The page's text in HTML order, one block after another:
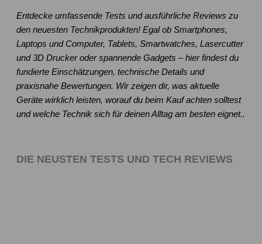
Entdecke umfassende Tests und ausführliche Reviews zu
den neuesten Technikprodukten! Egal ob Smartphones,
Laptops und Computer, Tablets, Smartwatches, Lasercutter
und 3D Drucker oder spannende Gadgets – hier findest du
fundierte Einschätzungen, technische Details und
praxisnahe Bewertungen. Wir zeigen dir, was aktuelle
Geräte wirklich leisten, worauf du beim Kauf achten solltest
und welche Technik sich für deinen Alltag am besten eignet..
DIE NEUSTEN TESTS UND TECH REVIEWS